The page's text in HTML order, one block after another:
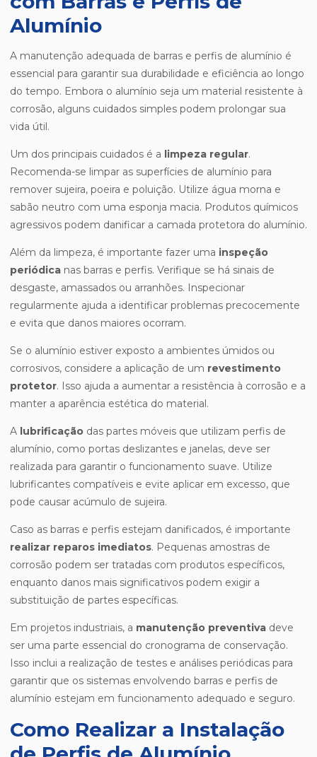
Alumínio
A manutenção adequada de barras e perfis de alumínio é
essencial para garantir sua durabilidade e eficiência ao longo
do tempo. Embora o alumínio seja um material resistente à
corrosão, alguns cuidados simples podem prolongar sua
vida útil.
Um dos principais cuidados é a limpeza regular.
Recomenda-se limpar as superfícies de alumínio para
remover sujeira, poeira e poluição. Utilize água morna e
sabão neutro com uma esponja macia. Produtos químicos
agressivos podem danificar a camada protetora do alumínio.
Além da limpeza, é importante fazer uma inspeção
periódica nas barras e perfis. Verifique se há sinais de
desgaste, amassados ou arranhões. Inspecionar
regularmente ajuda a identificar problemas precocemente
e evita que danos maiores ocorram.
Se o alumínio estiver exposto a ambientes úmidos ou
corrosivos, considere a aplicação de um revestimento
protetor. Isso ajuda a aumentar a resistência à corrosão e a
manter a aparência estética do material.
A lubrificação das partes móveis que utilizam perfis de
alumínio, como portas deslizantes e janelas, deve ser
realizada para garantir o funcionamento suave. Utilize
lubrificantes compatíveis e evite aplicar em excesso, que
pode causar acúmulo de sujeira.
Caso as barras e perfis estejam danificados, é importante
realizar reparos imediatos. Pequenas amostras de
corrosão podem ser tratadas com produtos específicos,
enquanto danos mais significativos podem exigir a
substituição de partes específicas.
Em projetos industriais, a manutenção preventiva deve
ser uma parte essencial do cronograma de conservação.
Isso inclui a realização de testes e análises periódicas para
garantir que os sistemas envolvendo barras e perfis de
alumínio estejam em funcionamento adequado e seguro.
Como Realizar a Instalação